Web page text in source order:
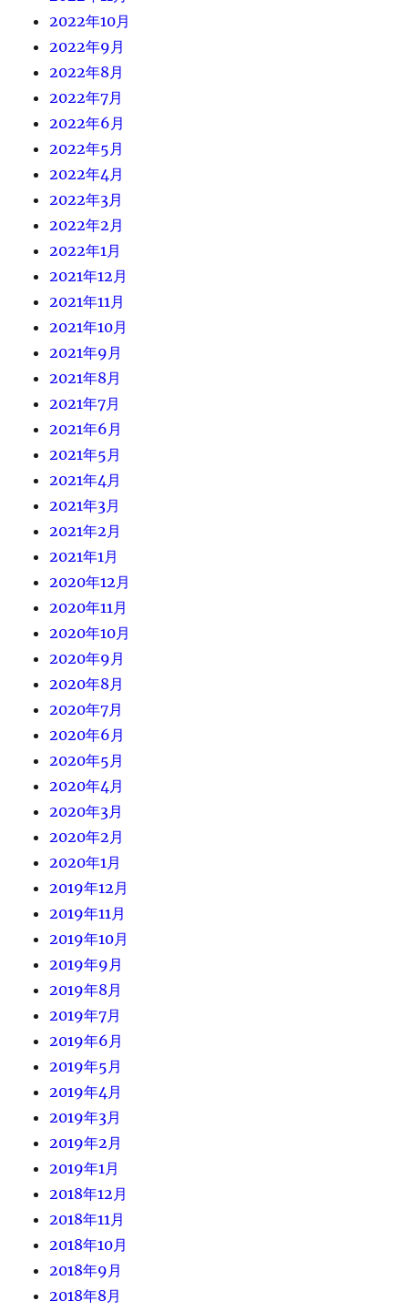
2022年10月
2022年9月
2022年8月
2022年7月
2022年6月
2022年5月
2022年4月
2022年3月
2022年2月
2022年1月
2021年12月
2021年11月
2021年10月
2021年9月
2021年8月
2021年7月
2021年6月
2021年5月
2021年4月
2021年3月
2021年2月
2021年1月
2020年12月
2020年11月
2020年10月
2020年9月
2020年8月
2020年7月
2020年6月
2020年5月
2020年4月
2020年3月
2020年2月
2020年1月
2019年12月
2019年11月
2019年10月
2019年9月
2019年8月
2019年7月
2019年6月
2019年5月
2019年4月
2019年3月
2019年2月
2019年1月
2018年12月
2018年11月
2018年10月
2018年9月
2018年8月